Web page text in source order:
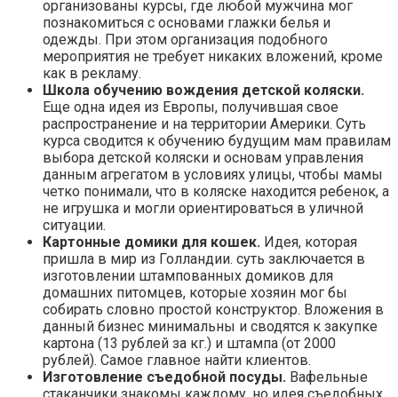
организованы курсы, где любой мужчина мог
познакомиться с основами глажки белья и
одежды. При этом организация подобного
мероприятия не требует никаких вложений, кроме
как в рекламу.
Школа обучению вождения детской коляски.
Еще одна идея из Европы, получившая свое
распространение и на территории Америки. Суть
курса сводится к обучению будущим мам правилам
выбора детской коляски и основам управления
данным агрегатом в условиях улицы, чтобы мамы
четко понимали, что в коляске находится ребенок, а
не игрушка и могли ориентироваться в уличной
ситуации.
Картонные домики для кошек. Идея, которая
пришла в мир из Голландии. суть заключается в
изготовлении штампованных домиков для
домашних питомцев, которые хозяин мог бы
собирать словно простой конструктор. Вложения в
данный бизнес минимальны и сводятся к закупке
картона (13 рублей за кг.) и штампа (от 2000
рублей). Самое главное найти клиентов.
Изготовление съедобной посуды. Вафельные
стаканчики знакомы каждому, но идея съедобных